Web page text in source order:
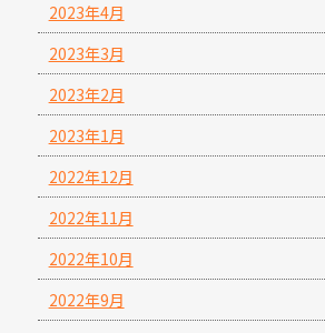
2023年4月
2023年3月
2023年2月
2023年1月
2022年12月
2022年11月
2022年10月
2022年9月